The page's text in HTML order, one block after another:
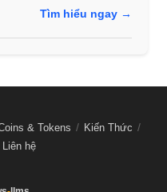
Tìm hiểu ngay →
& Tokens
Kiến Thức
Liên hệ